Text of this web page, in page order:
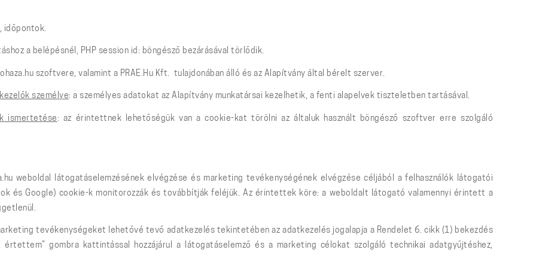
időpontok.
a belépésnél, PHP session id: böngésző bezárásával törlődik.
szoftvere, valamint a PRAE.Hu Kft. tulajdonában álló és az Alapítvány által bérelt szerver.
személye: a személyes adatokat az Alapítvány munkatársai kezelhetik, a fenti alapelvek tiszteletben tartásával.
ismertetése : az érintettnek lehetőségük van a cookie-kat törölni az általuk használt böngésző szoftver erre szolgáló
weboldal látogatáselemzésének elvégzése és marketing tevékenységének elvégzése céljából a felhasználók látogatói
és Google) cookie-k monitorozzák és továbbítják feléjük. Az érintettek köre: a weboldalt látogató valamennyi érintett a
tevékenységeket lehetővé tevő adatkezelés tekintetében az adatkezelés jogalapja a Rendelet 6. cikk (1) bekezdés
értettem” gombra kattintással hozzájárul a látogatáselemző és a marketing célokat szolgáló technikai adatgyűjtéshez,